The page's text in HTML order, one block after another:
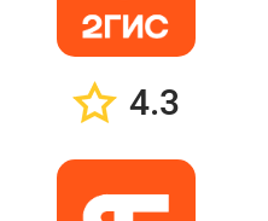
4.3